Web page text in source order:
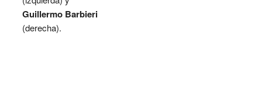
Guillermo Barbieri
(derecha).